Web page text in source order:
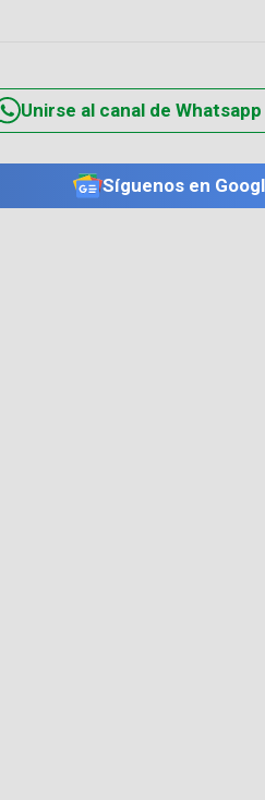
Unirse al canal de
Síguenos en